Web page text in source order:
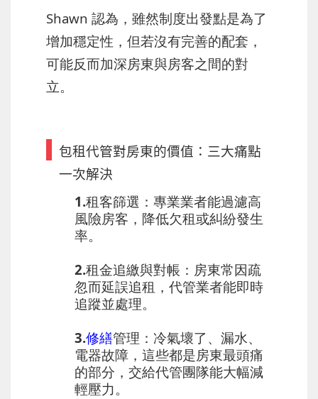
Shawn 認為，雖然制度出發點是為了
增加穩定性，但若沒有完善的配套，
可能反而加深房東與房客之間的對
立。
包租代管對房東的價值：三大痛點
一次解決
1.租客篩選 ：專業業者能過濾高
風險房客，降低欠租或糾紛發生
率。
2.租金追繳與對帳 ：房東常因疏
忽而延誤追租，代管業者能即時
追蹤並處理。
3.修繕管理 ：冷氣壞了、漏水、
電器故障，這些都是房東最頭痛
的部分，交給代管團隊能大幅減
輕壓力。